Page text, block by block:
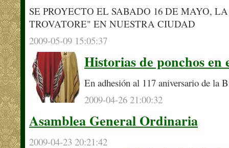
SE PROYECTO EL SABADO 16 DE MAYO,
TROVATORE" EN NUESTRA CIUDAD
2009-05-09 15:05:37
Historias de ponchos en
En adhesión al 117 aniversario de la
2009-04-26 21:00:32
Asamblea General Ordinaria
2009-04-23 20:21:42